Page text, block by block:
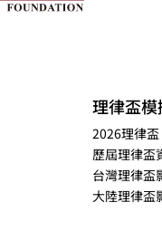
理律盃
2026理律盃
歷屆理律盃
台灣理律盃
大陸理律盃